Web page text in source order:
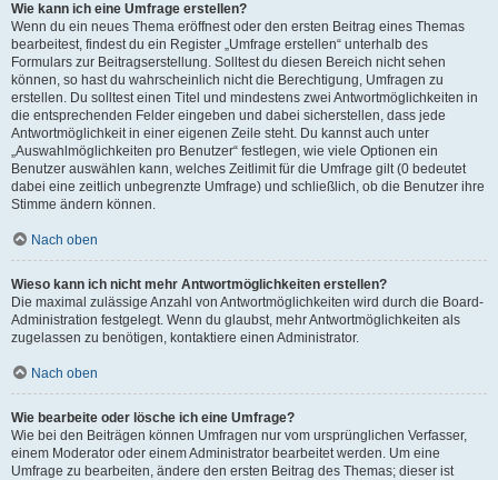
Wie kann ich eine Umfrage erstellen?
Wenn du ein neues Thema eröffnest oder den ersten Beitrag eines Themas
bearbeitest, findest du ein Register „Umfrage erstellen“ unterhalb des
Formulars zur Beitragserstellung. Solltest du diesen Bereich nicht sehen
können, so hast du wahrscheinlich nicht die Berechtigung, Umfragen zu
erstellen. Du solltest einen Titel und mindestens zwei Antwortmöglichkeiten in
die entsprechenden Felder eingeben und dabei sicherstellen, dass jede
Antwortmöglichkeit in einer eigenen Zeile steht. Du kannst auch unter
„Auswahlmöglichkeiten pro Benutzer“ festlegen, wie viele Optionen ein
Benutzer auswählen kann, welches Zeitlimit für die Umfrage gilt (0 bedeutet
dabei eine zeitlich unbegrenzte Umfrage) und schließlich, ob die Benutzer ihre
Stimme ändern können.
Nach oben
Wieso kann ich nicht mehr Antwortmöglichkeiten erstellen?
Die maximal zulässige Anzahl von Antwortmöglichkeiten wird durch die Board-
Administration festgelegt. Wenn du glaubst, mehr Antwortmöglichkeiten als
zugelassen zu benötigen, kontaktiere einen Administrator.
Nach oben
Wie bearbeite oder lösche ich eine Umfrage?
Wie bei den Beiträgen können Umfragen nur vom ursprünglichen Verfasser,
einem Moderator oder einem Administrator bearbeitet werden. Um eine
Umfrage zu bearbeiten, ändere den ersten Beitrag des Themas; dieser ist